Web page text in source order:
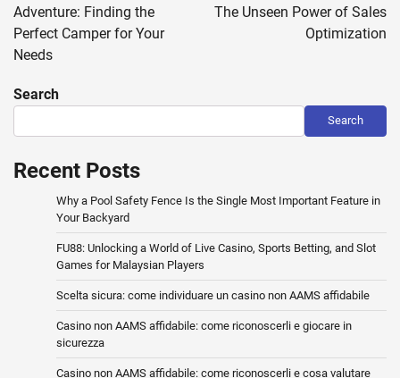
Adventure: Finding the
Perfect Camper for Your
Needs
The Unseen Power of Sales
Optimization
Search
Search
Recent Posts
Why a Pool Safety Fence Is the Single Most Important Feature in
Your Backyard
FU88: Unlocking a World of Live Casino, Sports Betting, and Slot
Games for Malaysian Players
Scelta sicura: come individuare un casino non AAMS affidabile
Casino non AAMS affidabile: come riconoscerli e giocare in
sicurezza
Casino non AAMS affidabile: come riconoscerli e cosa valutare